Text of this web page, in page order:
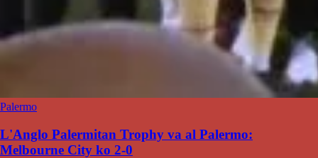
Palermo
L'Anglo Palermitan Trophy va al Palermo:
Melbourne City ko 2-0